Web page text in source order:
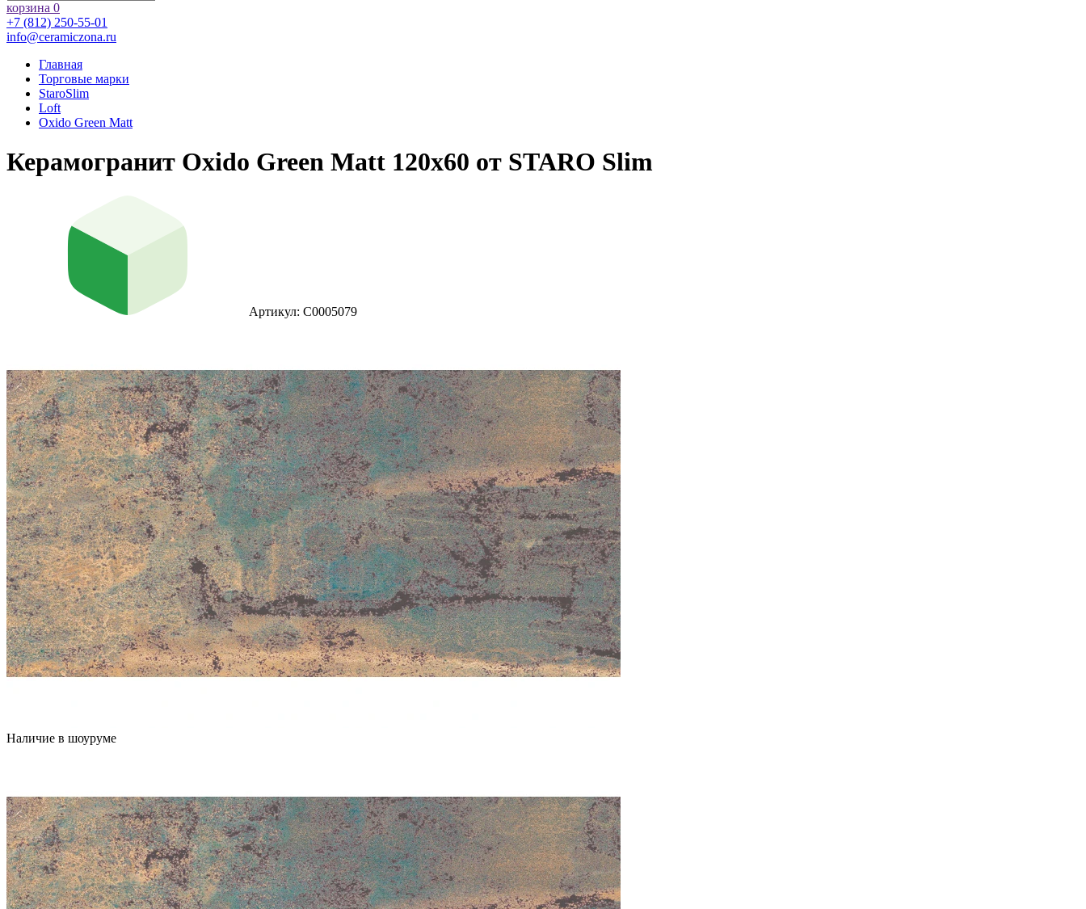
корзина 0
+7 (812) 250-55-01
info@ceramiczona.ru
Главная
Торговые марки
StaroSlim
Loft
Oxido Green Matt
Керамогранит Oxido Green Matt 120x60 от STARO Slim
Артикул: С0005079
Наличие в шоуруме